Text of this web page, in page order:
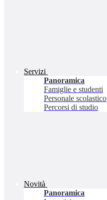
Servizi
Panoramica
Famiglie e studenti
Personale scolastico
Percorsi di studio
Novità
Panoramica